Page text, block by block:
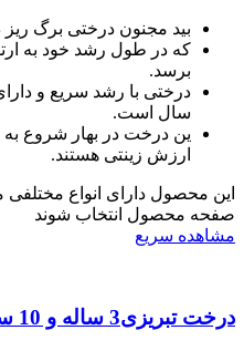
بید مجنون درختی برگ
برسد.
سال است.
ین درخت در بهار شروع به
ارزش زینتی هستند.
این محصول دارای انواع
صفحه محصول انتخاب شوند
مشاهده سریع
درخت تبریزی3 ساله و 10 ساله